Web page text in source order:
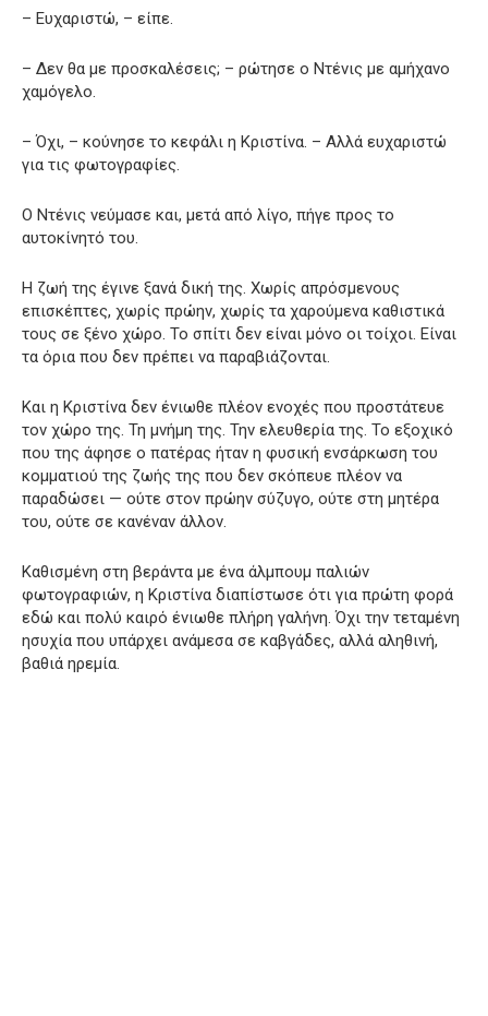
– Ευχαριστώ, – είπε.
– Δεν θα με προσκαλέσεις; – ρώτησε ο Ντένις με αμήχανο
χαμόγελο.
– Όχι, – κούνησε το κεφάλι η Κριστίνα. – Αλλά ευχαριστώ
για τις φωτογραφίες.
Ο Ντένις νεύμασε και, μετά από λίγο, πήγε προς το
αυτοκίνητό του.
Η ζωή της έγινε ξανά δική της. Χωρίς απρόσμενους
επισκέπτες, χωρίς πρώην, χωρίς τα χαρούμενα καθιστικά
τους σε ξένο χώρο. Το σπίτι δεν είναι μόνο οι τοίχοι. Είναι
τα όρια που δεν πρέπει να παραβιάζονται.
Και η Κριστίνα δεν ένιωθε πλέον ενοχές που προστάτευε
τον χώρο της. Τη μνήμη της. Την ελευθερία της. Το εξοχικό
που της άφησε ο πατέρας ήταν η φυσική ενσάρκωση του
κομματιού της ζωής της που δεν σκόπευε πλέον να
παραδώσει — ούτε στον πρώην σύζυγο, ούτε στη μητέρα
του, ούτε σε κανέναν άλλον.
Καθισμένη στη βεράντα με ένα άλμπουμ παλιών
φωτογραφιών, η Κριστίνα διαπίστωσε ότι για πρώτη φορά
εδώ και πολύ καιρό ένιωθε πλήρη γαλήνη. Όχι την τεταμένη
ησυχία που υπάρχει ανάμεσα σε καβγάδες, αλλά αληθινή,
βαθιά ηρεμία.